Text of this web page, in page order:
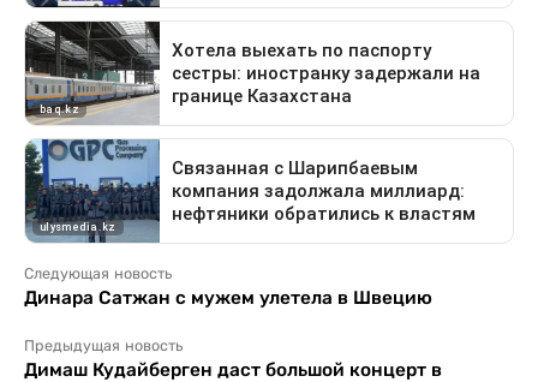
Следующая новость
Динара Сатжан с мужем улетела в Швецию
Предыдущая новость
Димаш Кудайберген даст большой концерт в